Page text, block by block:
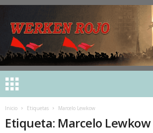
Inicio Etiquetas Marcelo Lewkow
Etiqueta: Marcelo Lewkow